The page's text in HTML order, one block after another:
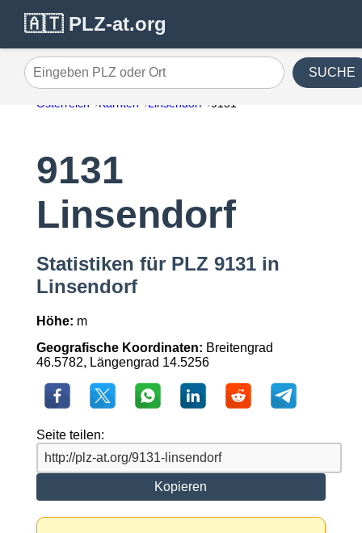
🇦🇹 PLZ-at.org
Eingeben PLZ oder Ort SUCHE
Österreich Kärnten Linsendorf 9131
9131
Linsendorf
Statistiken für PLZ 9131 in
Linsendorf
Höhe: m
Geografische Koordinaten: Breitengrad
46.5782, Längengrad 14.5256
Seite teilen:
Kopieren